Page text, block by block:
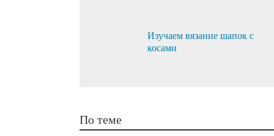
Изучаем вязание шапок с
косами
По теме